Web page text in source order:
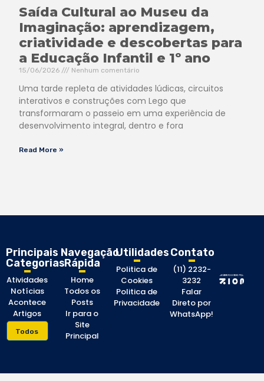
Saída Cultural ao Museu da
Imaginação: aprendizagem,
criatividade e descobertas para
a Educação Infantil e 1º ano
15/06/2026 Nenhum comentário
Uma tarde repleta de atividades lúdicas, circuitos
interativos e construções com Lego que
transformaram o passeio em uma experiência de
desenvolvimento integral, dentro e fora
Read More »
Principais
Categorias
Atividades
Notícias
Acontece
Artigos
Todos
Navegação
Rápida
Home
Todos os
Posts
Ir para o
Site
Principal
Utilidades
Politica de
Cookies
Politica de
Privacidade
Contato
(11) 2232-
3232
Falar
Direto por
WhatsApp!